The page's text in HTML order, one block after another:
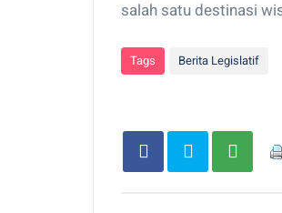
salah satu destinasi
Tags Berita Legislatif